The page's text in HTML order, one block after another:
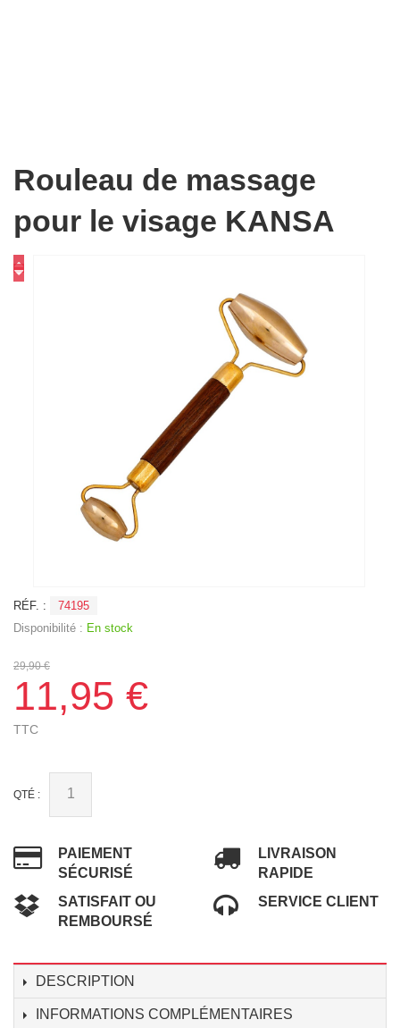
Rouleau de massage
pour le visage KANSA
RÉF. :
74195
Disponibilité : En stock
29,90 €
11,95 €
TTC
QTÉ :
PAIEMENT
SÉCURISÉ
LIVRAISON
RAPIDE
SATISFAIT OU
REMBOURSÉ
SERVICE CLIENT
DESCRIPTION
INFORMATIONS COMPLÉMENTAIRES